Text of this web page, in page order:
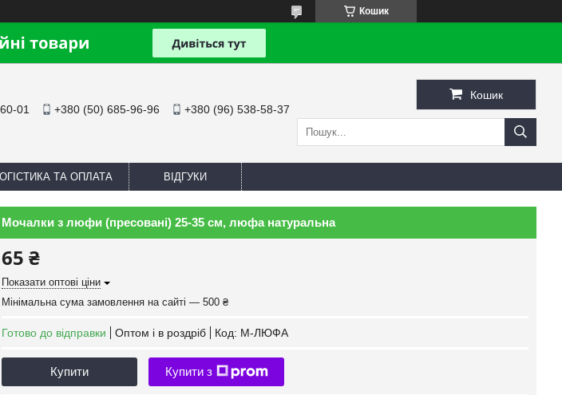
Кошик
01 +380 (50) 685-96-96 +380 (96) 538-58-37
Кошик
ТА ОПЛАТА ВІДГУКИ
Мочалки з люфи (пресовані) 25-35 см, люфа натуральна
65 ₴
Показати оптові ціни
Мінімальна сума замовлення на сайті — 500 ₴
Готово до відправки Оптом і в роздріб Код: М-ЛЮФА
Купити Купити з